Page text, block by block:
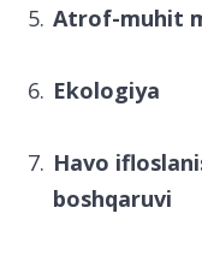
Atrof-muhit
Ekologiya
Havo
boshqaruvi